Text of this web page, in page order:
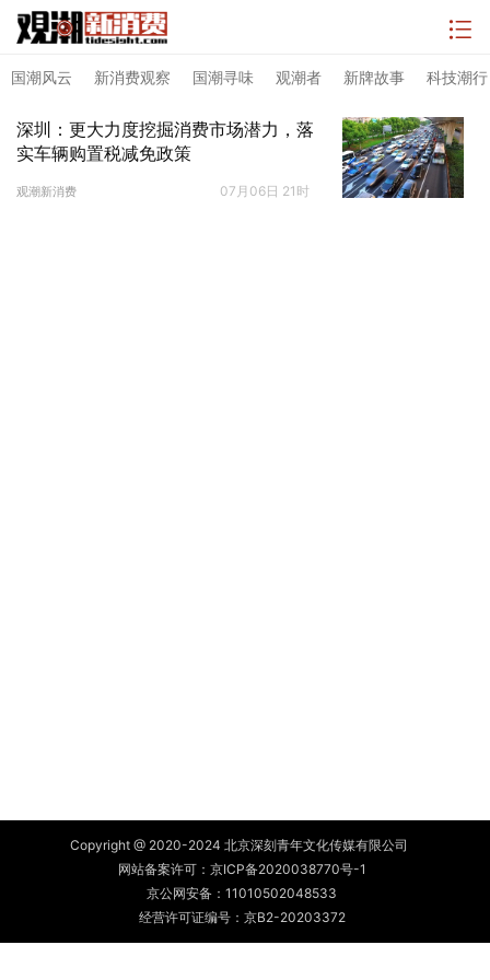
国潮风云 新消费观察 国潮寻味 观潮者 新牌故事 科技潮行
深圳：更大力度挖掘消费市场潜力，落
实车辆购置税减免政策
观潮新消费 07月06日 21时
Copyright @ 2020-2024 北京深刻青年文化传媒有限公司
网站备案许可： 京ICP备2020038770号-1
京公网安备： 11010502048533
经营许可证编号：京B2-20203372